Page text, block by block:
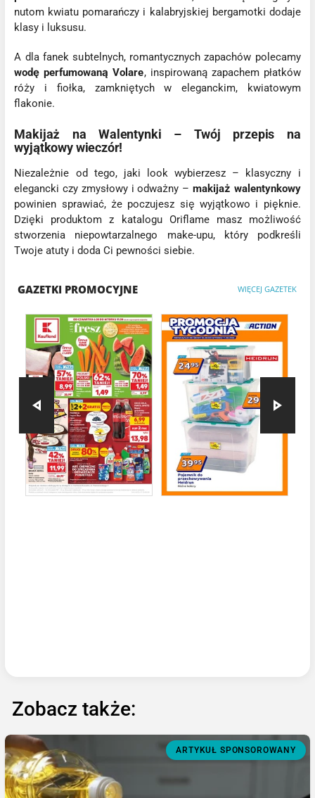
nutom kwiatu pomarańczy i kalabryjskiej bergamotki dodaje
klasy i luksusu.
A dla fanek subtelnych, romantycznych zapachów polecamy
wodę perfumowaną Volare, inspirowaną zapachem płatków
róży i fiołka, zamkniętych w eleganckim, kwiatowym
flakonie.
Makijaż na Walentynki – Twój przepis na
wyjątkowy wieczór!
Niezależnie od tego, jaki look wybierzesz – klasyczny i
elegancki czy zmysłowy i odważny – makijaż walentynkowy
powinien sprawiać, że poczujesz się wyjątkowo i pięknie.
Dzięki produktom z katalogu Oriflame masz możliwość
stworzenia niepowtarzalnego make-upu, który podkreśli
Twoje atuty i doda Ci pewności siebie.
Zobacz także:
ARTYKUŁ SPONSOROWANY